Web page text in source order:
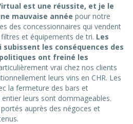
est une réussite, et je le
mauvaise année pour notre
des concessionnaires qui vendent
et équipements de tri. Les
les conséquences des
ont freiné les
vrai chez nos clients
leurs vins en CHR. Les
la fermeture des bars et
leurs sont dommageables.
auprès des négoces et